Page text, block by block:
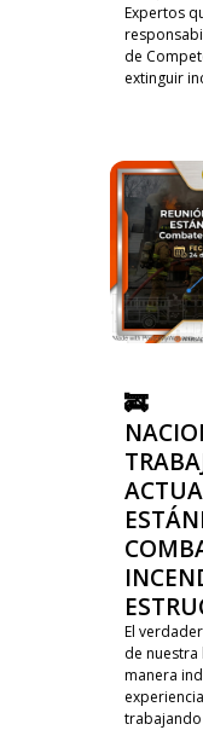
Expertos
de
extinguir
🚒
El
de
manera
trabajando